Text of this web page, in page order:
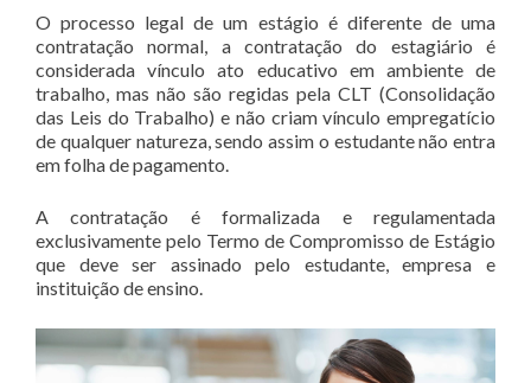
O processo legal de um estágio é diferente de uma
contratação normal, a contratação do estagiário é
considerada vínculo ato educativo em ambiente de
trabalho, mas não são regidas pela CLT (Consolidação
das Leis do Trabalho) e não criam vínculo empregatício
de qualquer natureza, sendo assim o estudante não entra
em folha de pagamento.
A contratação é formalizada e regulamentada
exclusivamente pelo Termo de Compromisso de Estágio
que deve ser assinado pelo estudante, empresa e
instituição de ensino.